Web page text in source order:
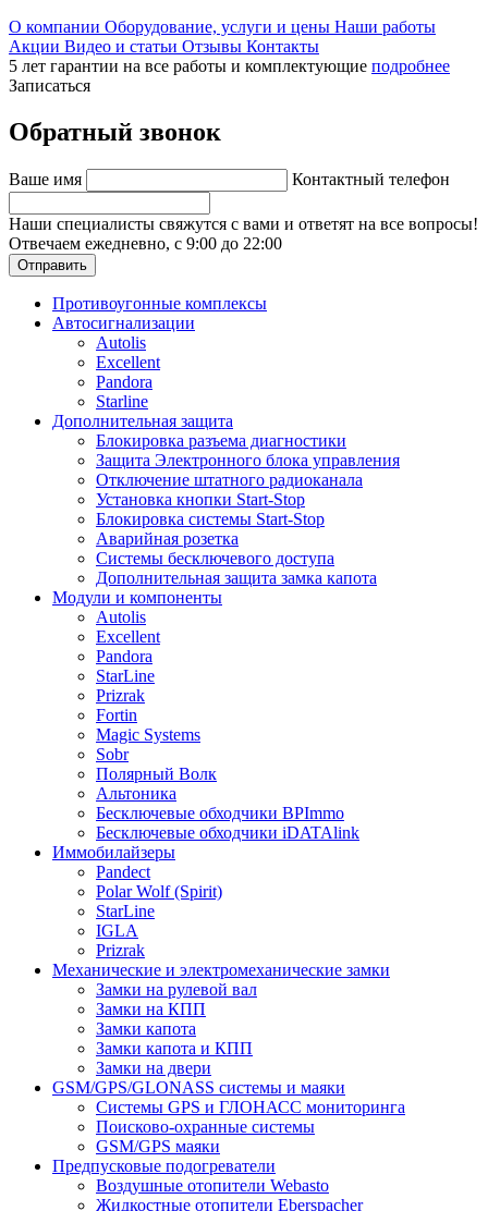
О компании Оборудование, услуги и цены Наши работы
Акции Видео и статьи Отзывы Контакты
5 лет гарантии на все работы и комплектующие подробнее
Записаться
Обратный звонок
Ваше имя Контактный телефон
Наши специалисты свяжутся с вами и ответят на все вопросы!
Отвечаем ежедневно, с 9:00 до 22:00
Отправить
Противоугонные комплексы
Автосигнализации
Autolis
Excellent
Pandora
Starline
Дополнительная защита
Блокировка разъема диагностики
Защита Электронного блока управления
Отключение штатного радиоканала
Установка кнопки Start-Stop
Блокировка системы Start-Stop
Аварийная розетка
Системы бесключевого доступа
Дополнительная защита замка капота
Модули и компоненты
Autolis
Excellent
Pandora
StarLine
Prizrak
Fortin
Magic Systems
Sobr
Полярный Волк
Альтоника
Бесключевые обходчики BPImmo
Бесключевые обходчики iDATAlink
Иммобилайзеры
Pandect
Polar Wolf (Spirit)
StarLine
IGLA
Prizrak
Механические и электромеханические замки
Замки на рулевой вал
Замки на КПП
Замки капота
Замки капота и КПП
Замки на двери
GSM/GPS/GLONASS системы и маяки
Системы GPS и ГЛОНАСС мониторинга
Поисково-охранные системы
GSM/GPS маяки
Предпусковые подогреватели
Воздушные отопители Webasto
Жидкостные отопители Eberspacher